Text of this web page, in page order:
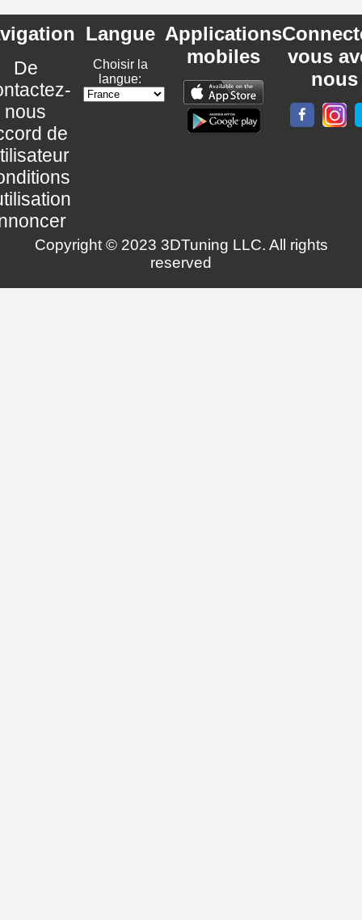
De
nous
de
Langue
Choisir la
langue:
Applications
mobiles
vous
nous
Copyright © 2023 3DTuning LLC. All rights
reserved